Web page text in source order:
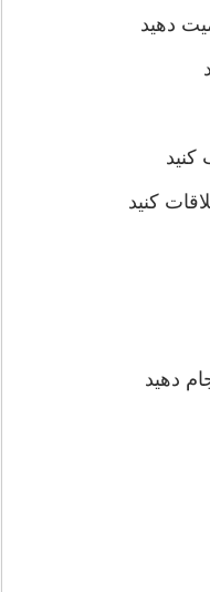
دهید
کنید
دهید